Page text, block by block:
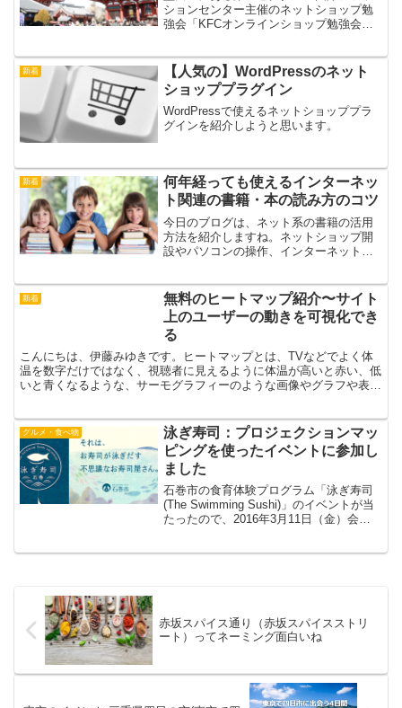
ションセンター主催のネットショップ勉
強会「KFCオンラインショップ勉強会」
に集合して、「浅草昼飲み会」をしまし
た。まるで、TV...
新着
【人気の】WordPressのネット
ショッププラグイン
WordPressで使えるネットショッププラ
グインを紹介しようと思います。
新着
何年経っても使えるインターネッ
ト関連の書籍・本の読み方のコツ
今日のブログは、ネット系の書籍の活用
方法を紹介しますね。ネットショップ開
設やパソコンの操作、インターネットの
す。何年経っても変わらない内容の書籍
はいいのですが、ネット系の...
新着
無料のヒートマップ紹介〜サイト
上のユーザーの動きを可視化でき
る
こんにちは、伊藤みゆきです。ヒートマップとは、TVなどでよく体
温を数字だけではなく、視聴者に見えるように体温が高いと赤い、低
いと青くなるような、サーモグラフィーのような画像やグラフや表な
グルメ・食べ物
泳ぎ寿司：プロジェクションマッ
ピングを使ったイベントに参加し
ました
石巻市の食育体験プログラム「泳ぎ寿司
(The Swimming Sushi)」のイベントが当
たったので、2016年3月11日（金）会社
赤坂スパイス通り（赤坂スパイスストリ
ート）ってネーミング面白いね